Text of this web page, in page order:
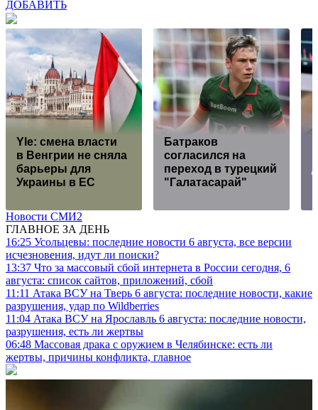
ДОБАВИТЬ
Yle: смена власти
в Венгрии не сняла
барьеры для
Украины в ЕС
Батраков
согласился на
переход в турецкий
"Галатасарай"
Новости СМИ2
ГЛАВНОЕ ЗА ДЕНЬ
16:25 Усольцевы: последние новости 6 августа, все версии
исчезновения, идут ли поиски?
13:37 Что за массовый сбой интернета в России сегодня, 6
августа: список сайтов, приложений, сбой
11:11 Атака ВСУ на Тверь 6 августа: последние новости, какие
разрушения, удар по Wildberries
11:04 Атака ВСУ на Ярославль 6 августа: последние новости,
разрушения, есть ли жертвы
06:48 Массовая драка с оружием в Челябинске: есть ли
жертвы, причины конфликта, главное